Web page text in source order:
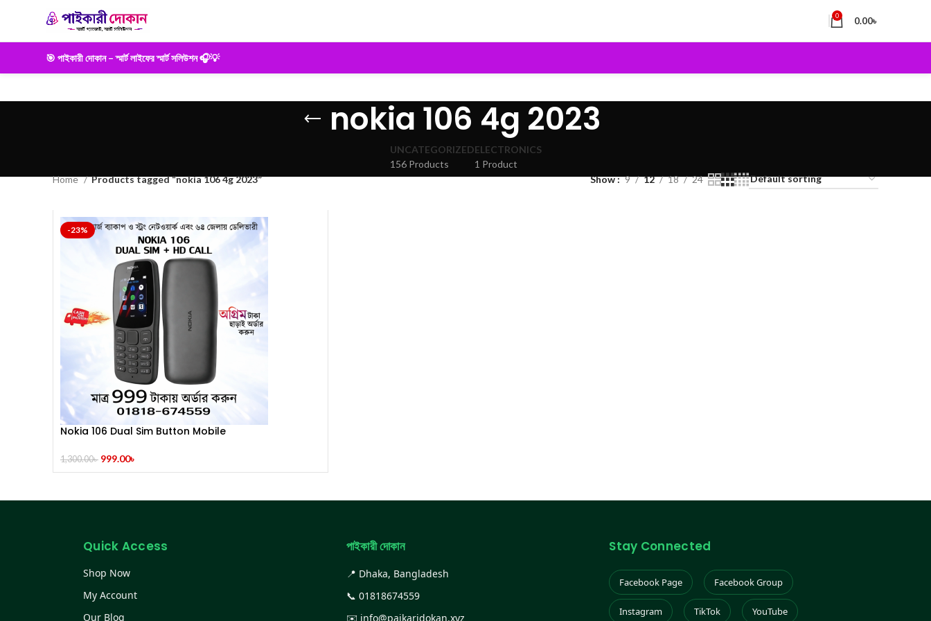
0 0.00৳
🎯 পাইকারী দোকান – স্মার্ট লাইফের স্মার্ট সলিউশন 🎧💡
nokia 106 4g 2023
UNCATEGORIZED
156 Products
ELECTRONICS
1 Product
Home
Products tagged “nokia 106 4g 2023” Show 9 12 18 24
-23%
Nokia 106 Dual Sim Button Mobile
1,300.00৳ 999.00৳
Quick Access
Shop Now
My Account
Our Blog
পাইকারী দোকান
📍 Dhaka, Bangladesh
📞 01818674559
✉️ info@paikaridokan.xyz
Stay Connected
Facebook Page Facebook Group
Instagram TikTok YouTube